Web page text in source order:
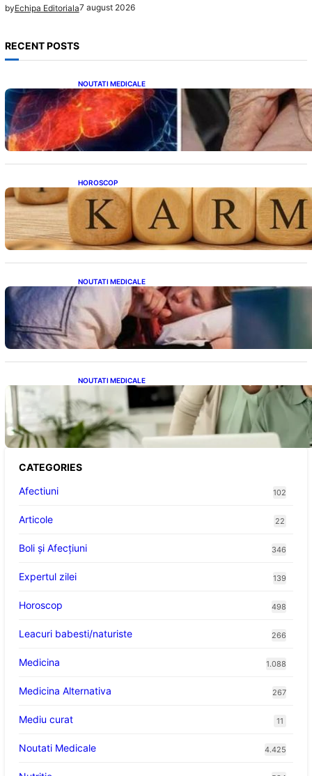
byEchipa Editoriala7 august 2026
RECENT POSTS
NOUTATI MEDICALE
Ficatul Gras: Semnalul Ușor Ignorat de la
Picioare și Importanța Diagnosticării Timpurii
HOROSCOP
Eclipsa și Karma: Impactul Emoțional Asupra
Zodiilor Leu și Vărsător
NOUTATI MEDICALE
Tusea seacă nocturnă: Semnale importante
despre sănătatea inimii tale
NOUTATI MEDICALE
Sprijin financiar pentru pensionari: Ce
înseamnă ajutoarele de până la 500 de lei în
2026
CATEGORIES
Afectiuni
102
Articole 22
Boli și Afecțiuni 346
Expertul zilei 139
Horoscop 498
Leacuri babesti/naturiste 266
Medicina 1.088
Medicina Alternativa 267
Mediu curat 11
Noutati Medicale 4.425